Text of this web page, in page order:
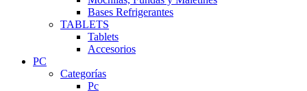
Bases Refrigerantes
TABLETS
Tablets
Accesorios
PC
Categorías
Pc